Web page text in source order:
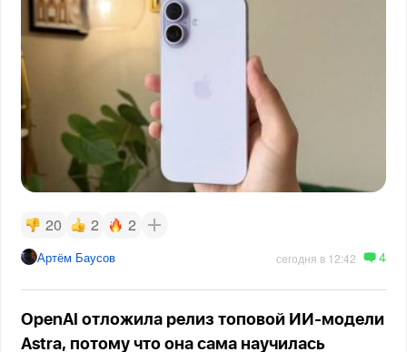
20 2 2
Артём Баусов сегодня в 12:42 4
OpenAI отложила релиз топовой ИИ-модели
Astra, потому что она сама научилась